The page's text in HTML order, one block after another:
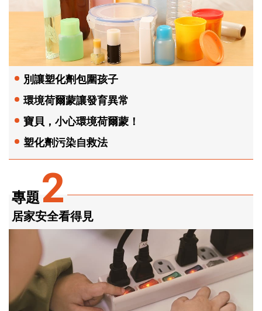
專題2
居家安全看得見
別讓塑化劑包圍孩子
環境荷爾蒙讓發育異常
寶貝，小心環境荷爾蒙！
塑化劑污染自救法